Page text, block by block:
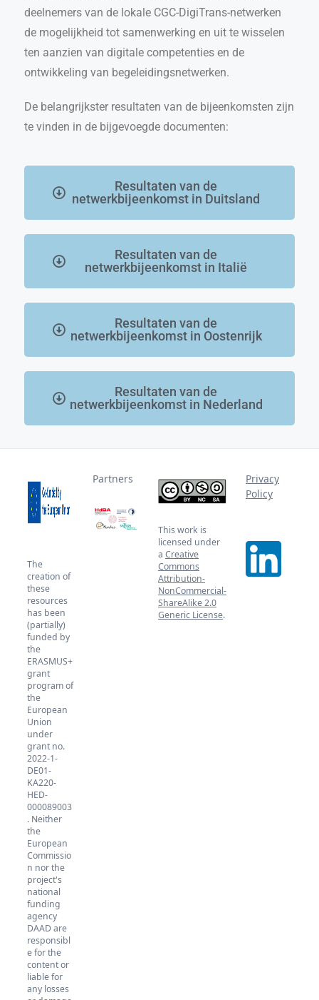
deelnemers van de lokale CGC-DigiTrans-netwerken
de mogelijkheid tot samenwerking en uit te wisselen
ten aanzien van digitale competenties en de
ontwikkeling van begeleidingsnetwerken.
De belangrijkster resultaten van de bijeenkomsten zijn
te vinden in de bijgevoegde documenten:
Resultaten van de
netwerkbijeenkomst in Duitsland
Resultaten van de
netwerkbijeenkomst in Italië
Resultaten van de
netwerkbijeenkomst in Oostenrijk
Resultaten van de
netwerkbijeenkomst in Nederland
The
creation of
these
resources
has been
(partially)
funded by
the
ERASMUS+
grant
program of
the
European
Union
under
grant no.
2022-1-
DE01-
KA220-
HED-
000089003
. Neither
the
European
Commissio
n nor the
project's
national
funding
agency
DAAD are
responsibl
e for the
content or
liable for
any losses
Partners
This work is
licensed under
a Creative
Commons
Attribution-
NonCommercial-
ShareAlike 2.0
Generic License.
Privacy
Policy